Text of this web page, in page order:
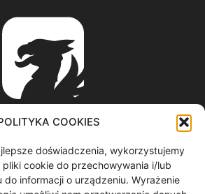
COOKIES
doświadczenia, wykorzystujemy
cookie do przechowywania i/lub
do informacji o urządzeniu. Wyrażenie
ABOUT US